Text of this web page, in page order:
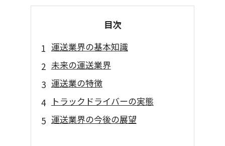
目次
運送業界の基本知識
未来の運送業界
運送業の特徴
トラックドライバーの実態
運送業界の今後の展望